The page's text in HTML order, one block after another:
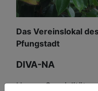
Das Vereinslokal
Pfungstadt
DIVA-NA
Unsere Spezialitäten: